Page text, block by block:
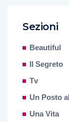
Sezioni
Beautiful
Il Segreto
Tv
Un Posto
Una Vita